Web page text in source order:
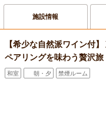
施設情報
【希少な自然派ワイン付
ペアリングを味わう贅沢旅
和室 朝・夕 禁煙ルーム